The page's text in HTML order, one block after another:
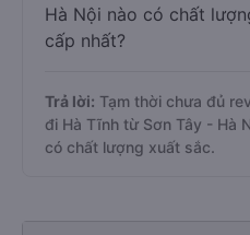
Hà Nội nào có chất
cấp nhất?
Trả lời: Tạm thời chưa đủ
đi Hà Tĩnh từ Sơn Tây - Hà
có chất lượng xuất sắc.